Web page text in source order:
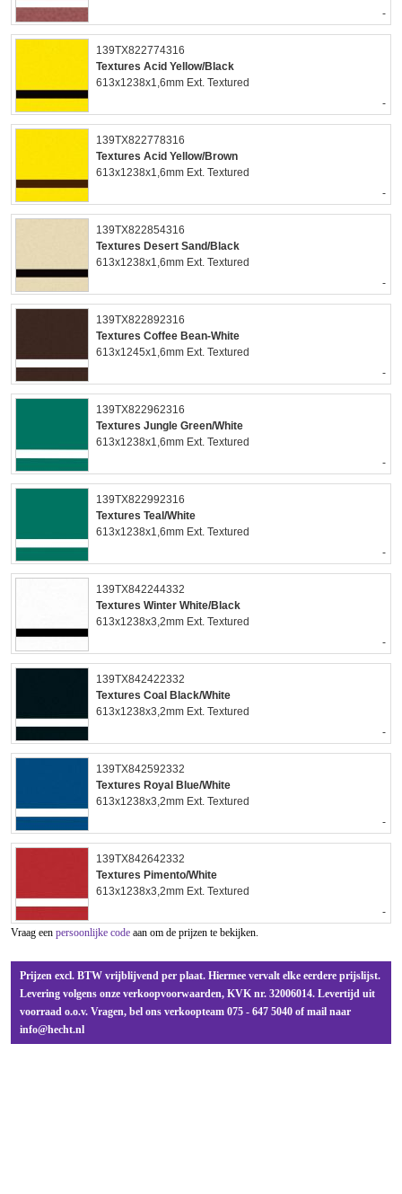
-
139TX822774316
Textures Acid Yellow/Black
613x1238x1,6mm Ext. Textured
-
139TX822778316
Textures Acid Yellow/Brown
613x1238x1,6mm Ext. Textured
-
139TX822854316
Textures Desert Sand/Black
613x1238x1,6mm Ext. Textured
-
139TX822892316
Textures Coffee Bean-White
613x1245x1,6mm Ext. Textured
-
139TX822962316
Textures Jungle Green/White
613x1238x1,6mm Ext. Textured
-
139TX822992316
Textures Teal/White
613x1238x1,6mm Ext. Textured
-
139TX842244332
Textures Winter White/Black
613x1238x3,2mm Ext. Textured
-
139TX842422332
Textures Coal Black/White
613x1238x3,2mm Ext. Textured
-
139TX842592332
Textures Royal Blue/White
613x1238x3,2mm Ext. Textured
-
139TX842642332
Textures Pimento/White
613x1238x3,2mm Ext. Textured
-
Vraag een persoonlijke code aan om de prijzen te bekijken.
Prijzen excl. BTW vrijblijvend per plaat. Hiermee vervalt elke eerdere prijslijst.
Levering volgens onze verkoopvoorwaarden, KVK nr. 32006014. Levertijd uit
voorraad o.o.v. Vragen, bel ons verkoopteam 075 - 647 5040 of mail naar
info@hecht.nl